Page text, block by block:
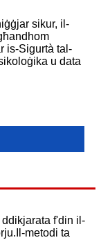
sikur, il-
is-Sigurtà tal-
u data
f'din il-
metodi ta